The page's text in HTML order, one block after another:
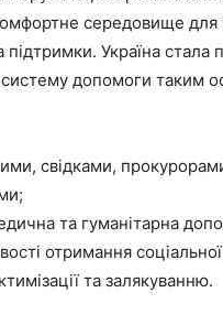
середовище для
підтримки. Україна
допомоги таким
свідками,
та гуманітарна
отримання
та залякуванню.